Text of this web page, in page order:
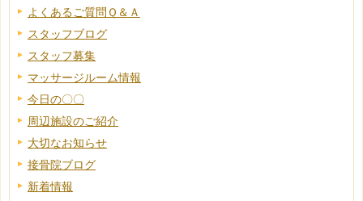
よくあるご質問Ｑ＆Ａ
スタッフブログ
スタッフ募集
マッサージルーム情報
今日の〇〇
周辺施設のご紹介
大切なお知らせ
接骨院ブログ
新着情報